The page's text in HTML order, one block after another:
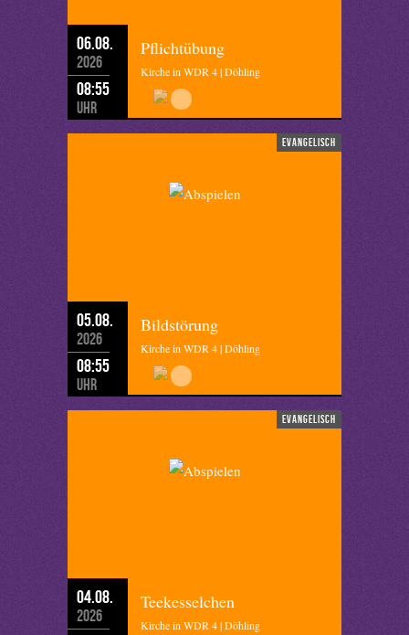
06.08.
2026
08:55
Uhr
Pflichtübung
Kirche in WDR 4 | Döhling
evangelisch
05.08.
2026
08:55
Uhr
Bildstörung
Kirche in WDR 4 | Döhling
evangelisch
04.08.
2026
Teekesselchen
Kirche in WDR 4 | Döhling